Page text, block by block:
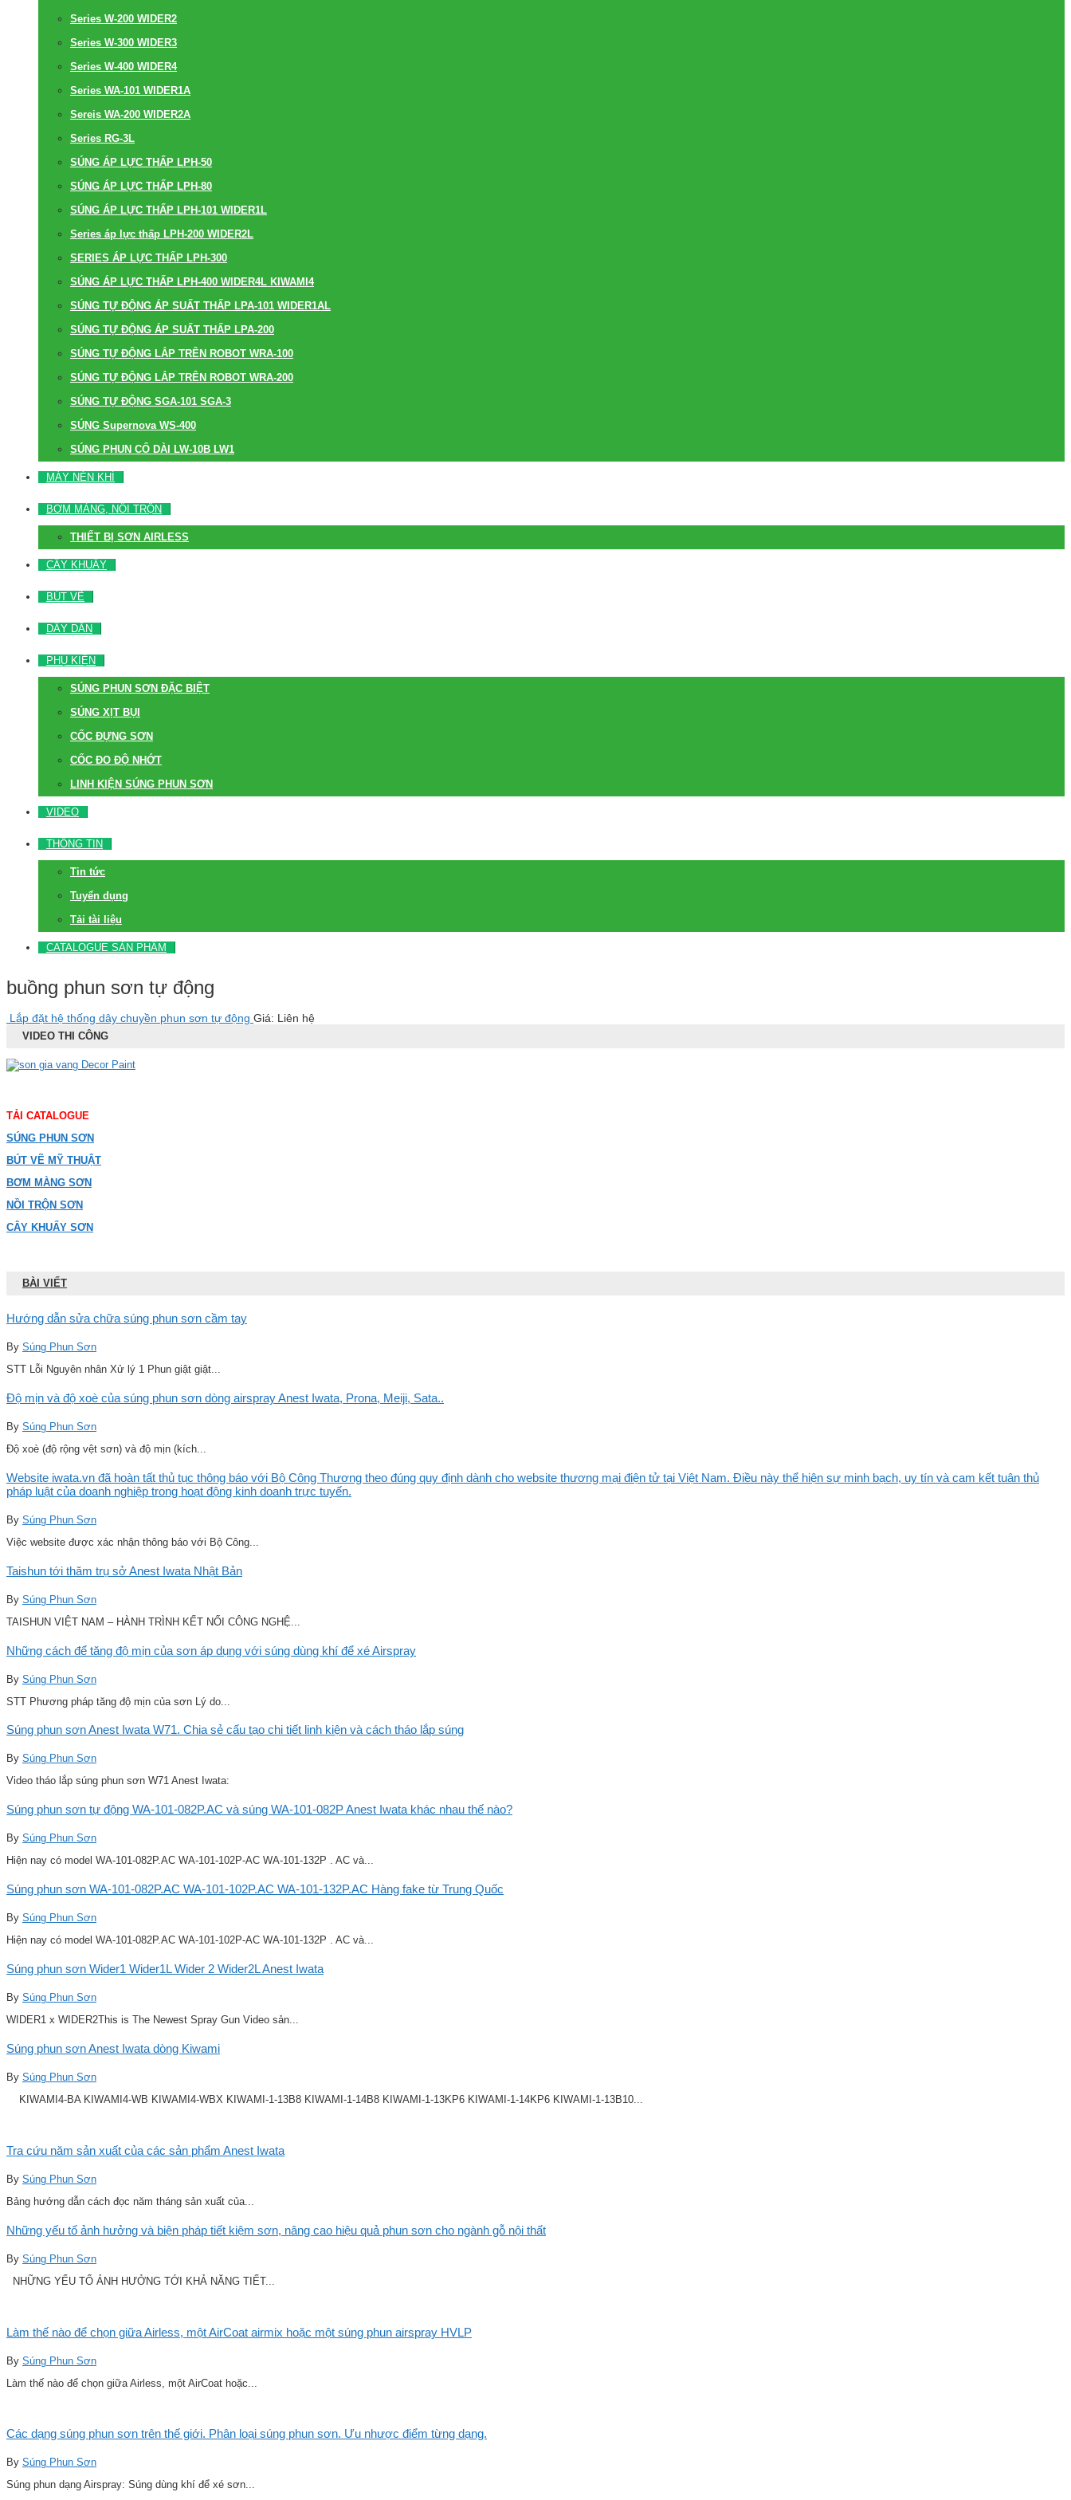
Series W-200 WIDER2
Series W-300 WIDER3
Series W-400 WIDER4
Series WA-101 WIDER1A
Sereis WA-200 WIDER2A
Series RG-3L
SÚNG ÁP LỰC THẤP LPH-50
SÚNG ÁP LỰC THẤP LPH-80
SÚNG ÁP LỰC THẤP LPH-101 WIDER1L
Series áp lực thấp LPH-200 WIDER2L
SERIES ÁP LỰC THẤP LPH-300
SÚNG ÁP LỰC THẤP LPH-400 WIDER4L KIWAMI4
SÚNG TỰ ĐỘNG ÁP SUẤT THẤP LPA-101 WIDER1AL
SÚNG TỰ ĐỘNG ÁP SUẤT THẤP LPA-200
SÚNG TỰ ĐỘNG LẮP TRÊN ROBOT WRA-100
SÚNG TỰ ĐỘNG LẮP TRÊN ROBOT WRA-200
SÚNG TỰ ĐỘNG SGA-101 SGA-3
SÚNG Supernova WS-400
SÚNG PHUN CỔ DÀI LW-10B LW1
MÁY NÉN KHÍ
BƠM MÀNG, NỒI TRỘN
THIẾT BỊ SƠN AIRLESS
CÂY KHUẤY
BÚT VẼ
DÂY DẪN
PHỤ KIỆN
SÚNG PHUN SƠN ĐẶC BIỆT
SÚNG XỊT BỤI
CỐC ĐỰNG SƠN
CỐC ĐO ĐỘ NHỚT
LINH KIỆN SÚNG PHUN SƠN
VIDEO
THÔNG TIN
Tin tức
Tuyển dụng
Tải tài liệu
CATALOGUE SẢN PHẨM
buồng phun sơn tự động
Lắp đặt hệ thống dây chuyền phun sơn tự động Giá: Liên hệ
VIDEO THI CÔNG
TẢI CATALOGUE
SÚNG PHUN SƠN
BÚT VẼ MỸ THUẬT
BƠM MÀNG SƠN
NỒI TRỘN SƠN
CÂY KHUẤY SƠN
BÀI VIẾT
Hướng dẫn sửa chữa súng phun sơn cầm tay
By Súng Phun Sơn
STT Lỗi Nguyên nhân Xử lý 1 Phun giật giật...
Độ mịn và độ xoè của súng phun sơn dòng airspray Anest Iwata, Prona, Meiji, Sata..
By Súng Phun Sơn
Độ xoè (độ rộng vệt sơn) và độ mịn (kích...
Website iwata.vn đã hoàn tất thủ tục thông báo với Bộ Công Thương theo đúng quy định dành cho website thương mại điện tử tại Việt Nam. Điều này thể hiện sự minh bạch, uy tín và cam kết tuân thủ
pháp luật của doanh nghiệp trong hoạt động kinh doanh trực tuyến.
By Súng Phun Sơn
Việc website được xác nhận thông báo với Bộ Công...
Taishun tới thăm trụ sở Anest Iwata Nhật Bản
By Súng Phun Sơn
TAISHUN VIỆT NAM – HÀNH TRÌNH KẾT NỐI CÔNG NGHỆ...
Những cách để tăng độ mịn của sơn áp dụng với súng dùng khí để xé Airspray
By Súng Phun Sơn
STT Phương pháp tăng độ mịn của sơn Lý do...
Súng phun sơn Anest Iwata W71. Chia sẻ cấu tạo chi tiết linh kiện và cách tháo lắp súng
By Súng Phun Sơn
Video tháo lắp súng phun sơn W71 Anest Iwata:
Súng phun sơn tự động WA-101-082P.AC và súng WA-101-082P Anest Iwata khác nhau thế nào?
By Súng Phun Sơn
Hiện nay có model WA-101-082P.AC WA-101-102P-AC WA-101-132P . AC và...
Súng phun sơn WA-101-082P.AC WA-101-102P.AC WA-101-132P.AC Hàng fake từ Trung Quốc
By Súng Phun Sơn
Hiện nay có model WA-101-082P.AC WA-101-102P-AC WA-101-132P . AC và...
Súng phun sơn Wider1 Wider1L Wider 2 Wider2L Anest Iwata
By Súng Phun Sơn
WIDER1 x WIDER2This is The Newest Spray Gun Video sản...
Súng phun sơn Anest Iwata dòng Kiwami
By Súng Phun Sơn
KIWAMI4-BA KIWAMI4-WB KIWAMI4-WBX KIWAMI-1-13B8 KIWAMI-1-14B8 KIWAMI-1-13KP6 KIWAMI-1-14KP6 KIWAMI-1-13B10...
Tra cứu năm sản xuất của các sản phẩm Anest Iwata
By Súng Phun Sơn
Bảng hướng dẫn cách đọc năm tháng sản xuất của...
Những yếu tố ảnh hưởng và biện pháp tiết kiệm sơn, nâng cao hiệu quả phun sơn cho ngành gỗ nội thất
By Súng Phun Sơn
NHỮNG YẾU TỐ ẢNH HƯỞNG TỚI KHẢ NĂNG TIẾT...
Làm thế nào để chọn giữa Airless, một AirCoat airmix hoặc một súng phun airspray HVLP
By Súng Phun Sơn
Làm thế nào để chọn giữa Airless, một AirCoat hoặc...
Các dạng súng phun sơn trên thế giới. Phân loại súng phun sơn. Ưu nhược điểm từng dạng.
By Súng Phun Sơn
Súng phun dạng Airspray: Súng dùng khí để xé sơn...